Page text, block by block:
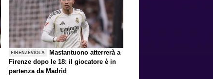
FIRENZEVIOLA
Mastantuono atterrerà a
Firenze dopo le 18: il giocatore è in
partenza da Madrid